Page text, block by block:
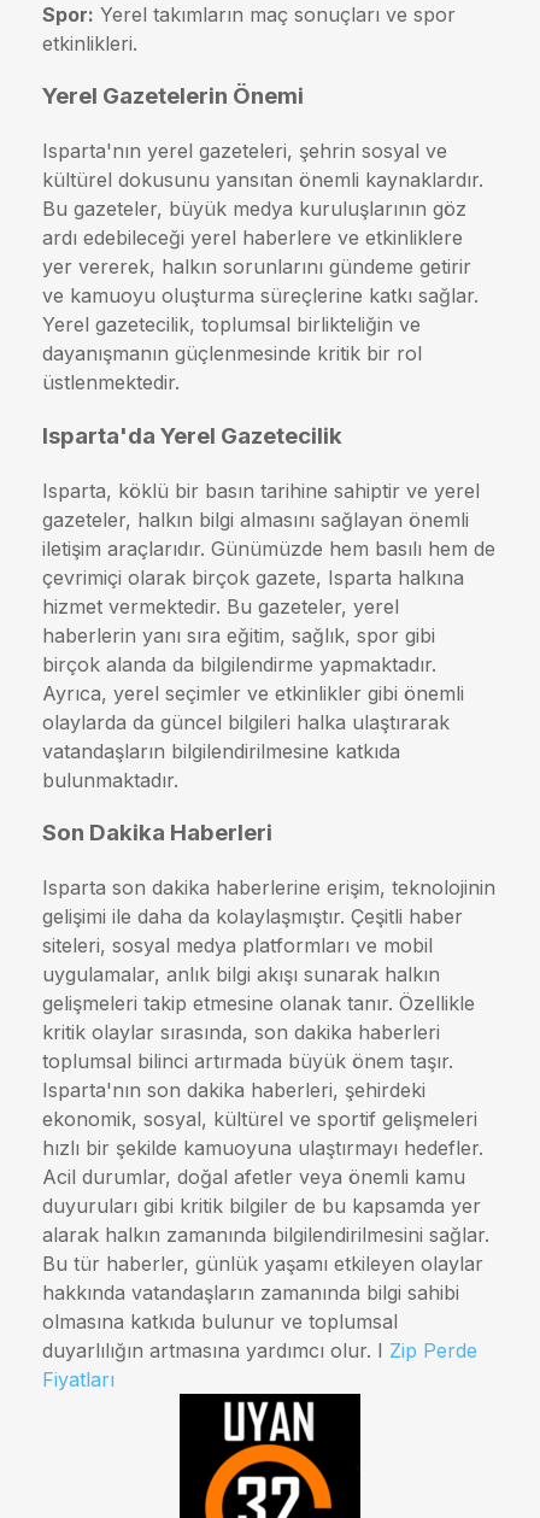
Spor: Yerel takımların maç sonuçları ve spor
etkinlikleri.
Yerel Gazetelerin Önemi
Isparta'nın yerel gazeteleri, şehrin sosyal ve
kültürel dokusunu yansıtan önemli kaynaklardır.
Bu gazeteler, büyük medya kuruluşlarının göz
ardı edebileceği yerel haberlere ve etkinliklere
yer vererek, halkın sorunlarını gündeme getirir
ve kamuoyu oluşturma süreçlerine katkı sağlar.
Yerel gazetecilik, toplumsal birlikteliğin ve
dayanışmanın güçlenmesinde kritik bir rol
üstlenmektedir.
Isparta'da Yerel Gazetecilik
Isparta, köklü bir basın tarihine sahiptir ve yerel
gazeteler, halkın bilgi almasını sağlayan önemli
iletişim araçlarıdır. Günümüzde hem basılı hem de
çevrimiçi olarak birçok gazete, Isparta halkına
hizmet vermektedir. Bu gazeteler, yerel
haberlerin yanı sıra eğitim, sağlık, spor gibi
birçok alanda da bilgilendirme yapmaktadır.
Ayrıca, yerel seçimler ve etkinlikler gibi önemli
olaylarda da güncel bilgileri halka ulaştırarak
vatandaşların bilgilendirilmesine katkıda
bulunmaktadır.
Son Dakika Haberleri
Isparta son dakika haberlerine erişim, teknolojinin
gelişimi ile daha da kolaylaşmıştır. Çeşitli haber
siteleri, sosyal medya platformları ve mobil
uygulamalar, anlık bilgi akışı sunarak halkın
gelişmeleri takip etmesine olanak tanır. Özellikle
kritik olaylar sırasında, son dakika haberleri
toplumsal bilinci artırmada büyük önem taşır.
Isparta'nın son dakika haberleri, şehirdeki
ekonomik, sosyal, kültürel ve sportif gelişmeleri
hızlı bir şekilde kamuoyuna ulaştırmayı hedefler.
Acil durumlar, doğal afetler veya önemli kamu
duyuruları gibi kritik bilgiler de bu kapsamda yer
alarak halkın zamanında bilgilendirilmesini sağlar.
Bu tür haberler, günlük yaşamı etkileyen olaylar
hakkında vatandaşların zamanında bilgi sahibi
olmasına katkıda bulunur ve toplumsal
duyarlılığın artmasına yardımcı olur. I Zip Perde
Fiyatları